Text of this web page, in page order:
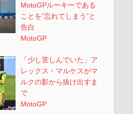
MotoGPルーキーである
ことを”忘れてしまう”と
告白
MotoGP
「少し苦しんでいた」ア
レックス・マルケスがマ
ルクの影から抜け出すま
で
MotoGP